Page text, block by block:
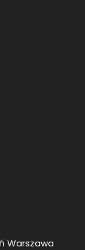
Warszawa